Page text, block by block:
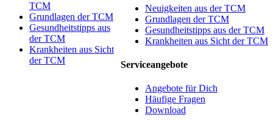
Neuigkeiten aus der TCM
Grundlagen der TCM
Gesundheitstipps aus der TCM
Krankheiten aus Sicht der TCM
Serviceangebote
Angebote für Dich
Häufige Fragen
Download
TCM
Grundlagen der TCM
Gesundheitstipps aus
der TCM
Krankheiten aus Sicht
der TCM